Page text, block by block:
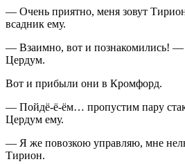
— Очень приятно, меня зовут
всадник ему.
— Взаимно, вот и познакомились! —
Цердум.
Вот и прибыли они в Кромфорд.
— Пойдё-ё-ём… пропустим пару
Цердум ему.
— Я же повозкою управляю, мне
Тирион.